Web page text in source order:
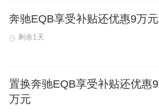
奔驰EQB享受补贴还优惠9万元
剩余1天
置换奔驰EQB享受补贴还优惠9
万元